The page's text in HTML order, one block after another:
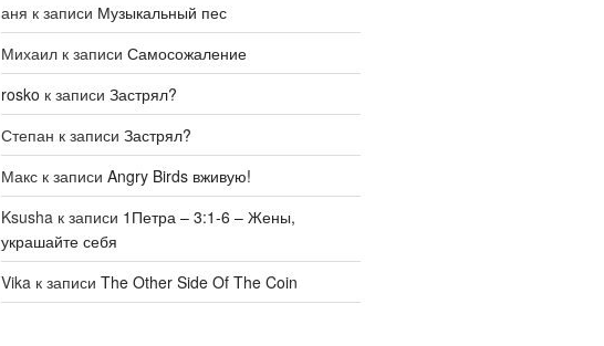
аня к записи Музыкальный пес
Михаилк записи Самосожаление
rosko к записи Застрял?
Степан к записи Застрял?
Макск записи Angry Birds вживую!
Ksushaк записи 1Петра – 3:1-6 – Жены,
украшайте себя
Vikaк записи The Other Side Of The Coin